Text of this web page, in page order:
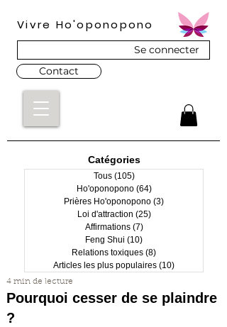
Vivre Ho'oponopono
Se connecter
Contact
Catégories
Tous (105)105 posts
Ho'oponopono (64)64 posts
Prières Ho'oponopono (3)
Loi d'attraction (25)25 posts
Affirmations (7)7 posts
Feng Shui (10)
Relations toxiques (8)
Articles les plus populaires (10)
Pourquoi cesser de se plaindre
?
4 min de lecture